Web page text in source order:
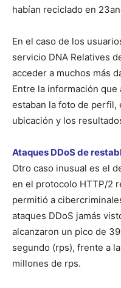
habían reciclado en
En el caso de los
servicio DNA Relatives
acceder a muchos más
Entre la información
estaban la foto de perfil,
ubicación y los
Ataques DDoS de
Otro caso inusual es el
en el protocolo HTTP/2
permitió a
ataques DDoS jamás
alcanzaron un pico de
segundo (rps), frente a
millones de rps.